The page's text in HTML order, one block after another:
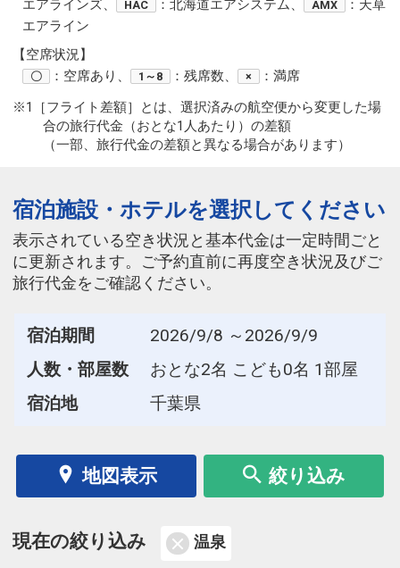
エアラインズ、
HAC ：北海道エアシステム、 AMX
：天草
エアライン
【空席状況】
〇 ：空席あり、 1～8 ：残席数、 ×
：満席
※1［フライト差額］とは、選択済みの航空便から変更した場
合の旅行代金（おとな1人あたり）の差額
（一部、旅行代金の差額と異なる場合があります）
宿泊施設・ホテルを選択してください
表示されている空き状況と基本代金は一定時間ごと
に更新されます。ご予約直前に再度空き状況及びご
旅行代金をご確認ください。
宿泊期間
2026/9/8 ～2026/9/9
人数・部屋数
おとな2名 こども0名 1部屋
宿泊地
千葉県
地図表示 絞り込み
現在の絞り込み 温泉